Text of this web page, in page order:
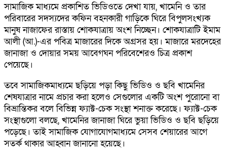
সামাজিক মাধ্যমে প্রকাশিত ভিডিওতে দেখা যায়, খামেনি ও তার
পরিবারের সদস্যদের কফিন বহনকারী গাড়িকে ঘিরে বিপুলসংখ্যক
মানুষ নাজাফের রাস্তায় শোকযাত্রায় অংশ নিচ্ছেন। শোকযাত্রাটি ইমাম
আলী (আ.)-এর পবিত্র মাজারের দিকে অগ্রসর হয়। মাজারে মরদেহের
জানাজা ও দোয়ার সময় আবেগঘন পরিবেশেরও চিত্র প্রকাশ
পেয়েছে।
তবে সামাজিকমাধ্যমে ছড়িয়ে পড়া কিছু ভিডিও ও ছবি খামেনির
শেষযাত্রার নামে প্রচার করা হলেও সেগুলোর একটি অংশ পুরোনো বা
বিভ্রান্তিকর বলে বিভিন্ন ফ্যাক্ট-চেক সংস্থা শনাক্ত করেছে। ফ্যাক্ট-চেক
সংস্থাগুলো বলছে, খামেনির জানাজা ঘিরে ভুয়া ভিডিও ও ছবি ছড়িয়ে
পড়েছে। তাই সামাজিক যোগাযোগমাধ্যমে সেসব শেয়ারের আগে
সতর্ক থাকার আহ্বান জানানো হয়েছে।